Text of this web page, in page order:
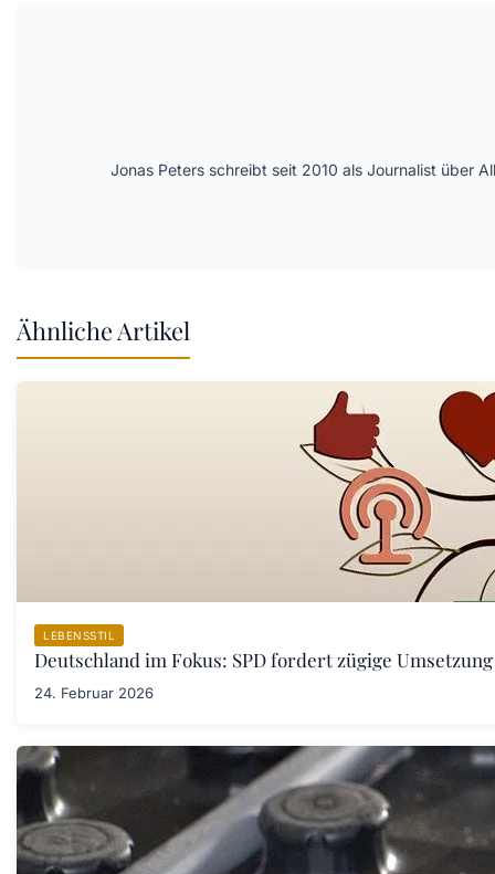
Jonas Peters schreibt seit 2010 als Journalist über
Ähnliche Artikel
LEBENSSTIL
Deutschland im Fokus: SPD fordert zügige
24. Februar 2026